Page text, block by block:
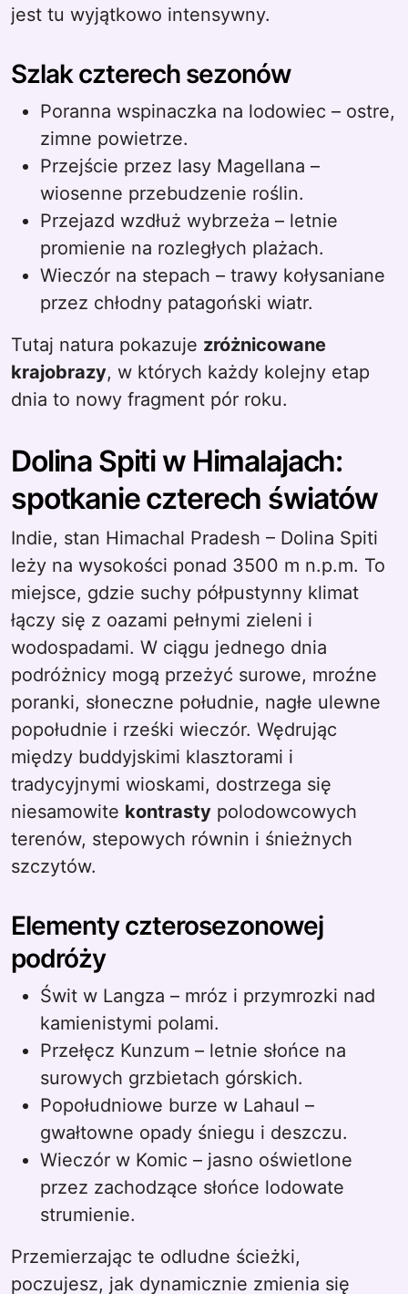
jest tu wyjątkowo intensywny.
Szlak czterech sezonów
Poranna wspinaczka na lodowiec – ostre,
zimne powietrze.
Przejście przez lasy Magellana –
wiosenne przebudzenie roślin.
Przejazd wzdłuż wybrzeża – letnie
promienie na rozległych plażach.
Wieczór na stepach – trawy kołysaniane
przez chłodny patagoński wiatr.
Tutaj natura pokazuje zróżnicowane
krajobrazy, w których każdy kolejny etap
dnia to nowy fragment pór roku.
Dolina Spiti w Himalajach:
spotkanie czterech światów
Indie, stan Himachal Pradesh – Dolina Spiti
leży na wysokości ponad 3500 m n.p.m. To
miejsce, gdzie suchy półpustynny klimat
łączy się z oazami pełnymi zieleni i
wodospadami. W ciągu jednego dnia
podróżnicy mogą przeżyć surowe, mroźne
poranki, słoneczne południe, nagłe ulewne
popołudnie i rześki wieczór. Wędrując
między buddyjskimi klasztorami i
tradycyjnymi wioskami, dostrzega się
niesamowite kontrasty polodowcowych
terenów, stepowych równin i śnieżnych
szczytów.
Elementy czterosezonowej
podróży
Świt w Langza – mróz i przymrozki nad
kamienistymi polami.
Przełęcz Kunzum – letnie słońce na
surowych grzbietach górskich.
Popołudniowe burze w Lahaul –
gwałtowne opady śniegu i deszczu.
Wieczór w Komic – jasno oświetlone
przez zachodzące słońce lodowate
strumienie.
Przemierzając te odludne ścieżki,
poczujesz, jak dynamicznie zmienia się